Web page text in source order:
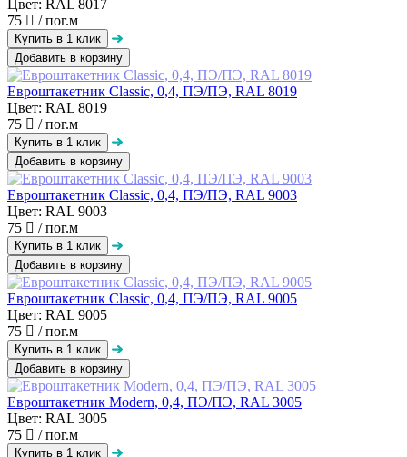
Цвет: RAL 8017
75
/ пог.м
Добавить в корзину
Евроштакетник Classic, 0,4, ПЭ/ПЭ, RAL 8019
Цвет: RAL 8019
75
/ пог.м
Добавить в корзину
Евроштакетник Classic, 0,4, ПЭ/ПЭ, RAL 9003
Цвет: RAL 9003
75
/ пог.м
Добавить в корзину
Евроштакетник Classic, 0,4, ПЭ/ПЭ, RAL 9005
Цвет: RAL 9005
75
/ пог.м
Добавить в корзину
Евроштакетник Modern, 0,4, ПЭ/ПЭ, RAL 3005
Цвет: RAL 3005
75
/ пог.м